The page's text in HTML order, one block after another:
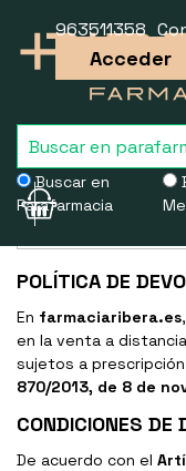
Buscar en
Parafarmacia
963511358
Acceder
Usamos cookies para
POLÍTICA DE
En farmaciaribera.es
en la venta a
sujetos a
870/2013, de 8 de
CONDICIONES DE
De acuerdo con el